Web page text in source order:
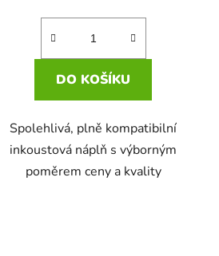
DO KOŠÍKU
Spolehlivá, plně kompatibilní
inkoustová náplň s výborným
poměrem ceny a kvality